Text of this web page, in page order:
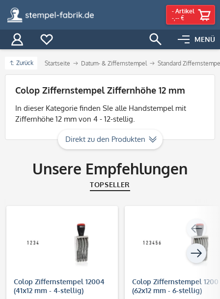
MENÜ
- Artikel
-,-- €
Zurück Startseite Datum- & Ziffernstempel Standard
Filter
Colop Ziffernstempel Ziffernhöhe 12 mm
In dieser Kategorie finden SIe alle Handstempel mit
Ziffernhöhe 12 mm von 4 - 12-stellig.
Direkt zu den Produkten
Unsere Empfehlungen
TOPSELLER
Colop Ziffernstempel 12004
(41x12 mm - 4-stellig)
Colop Ziffernstempel
(62x12 mm - 6-stellig)